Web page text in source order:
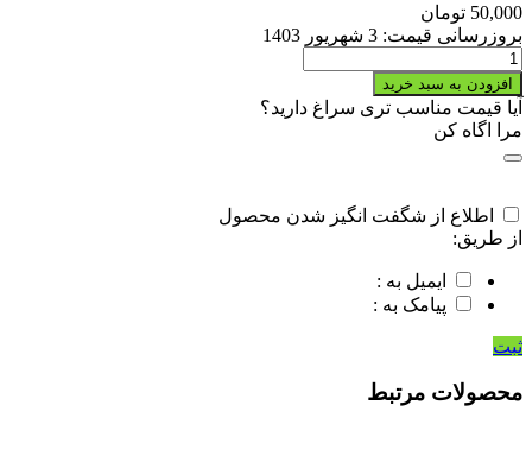
50,000 تومان
بروزرسانی قیمت: 3 شهریور 1403
قرص
پروستاتان
|
خرید
قرص
پروستاتان
افزودن به سبد خرید
آیا قیمت مناسب تری سراغ دارید؟
مرا اگاه کن
اطلاع از شگفت انگیز شدن محصول
از طریق:
ایمیل به :
پیامک به :
ثبت
محصولات مرتبط